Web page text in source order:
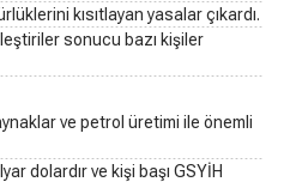
kısıtlayan yasalar çıkardı.
sonucu bazı kişiler
ve petrol üretimi ile önemli
dolardır ve kişi başı GSYİH